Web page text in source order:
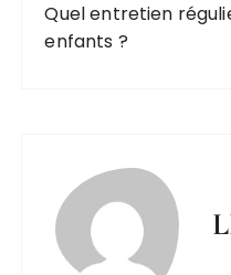
Quel entretien
enfants ?